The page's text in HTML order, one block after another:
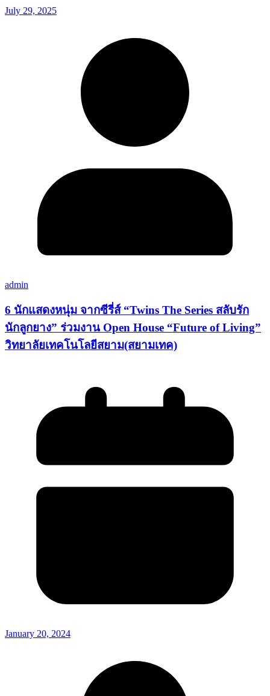
July 29, 2025
admin
6 นักแสดงหนุ่ม จากซีรี่ส์ “Twins The Series สลับรัก
นักลูกยาง” ร่วมงาน Open House “Future of Living”
วิทยาลัยเทคโนโลยีสยาม(สยามเทค)
January 20, 2024